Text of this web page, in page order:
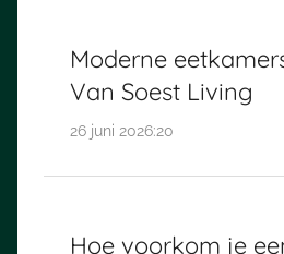
Moderne
Van Soest Living
26 juni 2026:20
Hoe voorkom je